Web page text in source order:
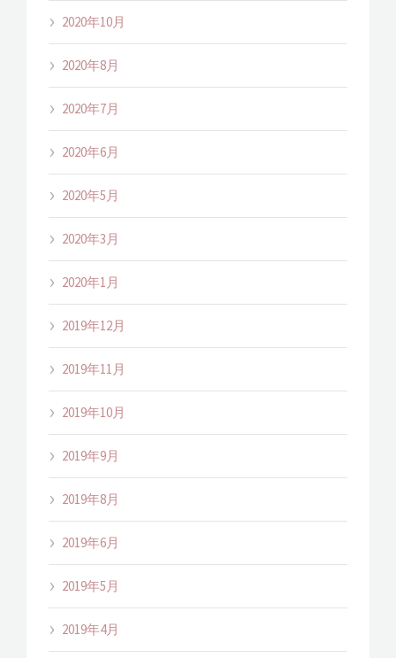
2020年10月
2020年8月
2020年7月
2020年6月
2020年5月
2020年3月
2020年1月
2019年12月
2019年11月
2019年10月
2019年9月
2019年8月
2019年6月
2019年5月
2019年4月